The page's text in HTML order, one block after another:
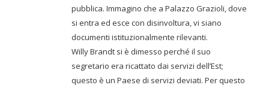
pubblica. Immagino che a Palazzo Grazioli, dove
si entra ed esce con disinvoltura, vi siano
documenti istituzionalmente rilevanti.
Willy Brandt si è dimesso perché il suo
segretario era ricattato dai servizi dell’Est;
questo è un Paese di servizi deviati. Per questo